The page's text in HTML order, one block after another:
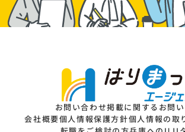
お問い合わせ掲載に関するお問
会社概要個人情報保護方針個人情報の取